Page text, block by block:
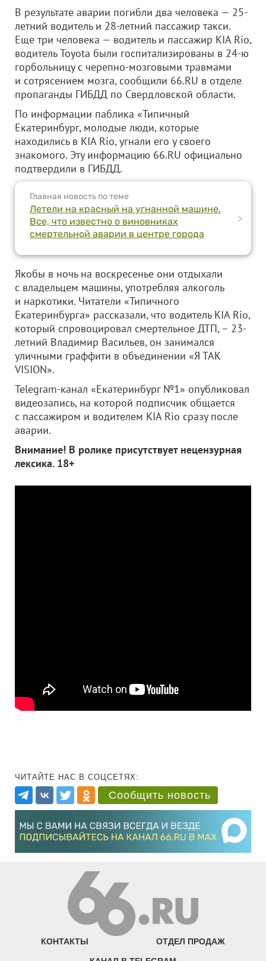
В результате аварии погибли два человека — 25-
летний водитель и 28-летний пассажир такси.
Еще три человека — водитель и пассажир KIA Rio,
водитель Toyota были госпитализированы в 24-ю
горбольницу с черепно-мозговыми травмами
и сотрясением мозга, сообщили 66.RU в отделе
пропаганды ГИБДД по Свердловской области.
По информации паблика «Типичный
Екатеринбург, молодые люди, которые
находились в KIA Rio, угнали его у своего
знакомого. Эту информацию 66.RU официально
подтвердили в ГИБДД.
Главная новость по теме
Летели на красный на угнанной машине.
Все, что известно о виновниках
смертельной аварии в центре города
>
Якобы в ночь на воскресенье они отдыхали
с владельцем машины, употребляя алкоголь
и наркотики. Читатели «Типичного
Екатеринбурга» рассказали, что водитель KIA Rio,
который спровоцировал смертельное ДТП, – 23-
летний Владимир Васильев, он занимался
уличными граффити в объединении «Я ТАК
VISION».
Telegram-канал «Екатеринбург №1» опубликовал
видеозапись, на которой подписчик общается
с пассажиром и водителем KIA Rio сразу после
аварии.
Внимание! В ролике присутствует нецензурная
лексика. 18+
ЧИТАЙТЕ НАС В СОЦСЕТЯХ:
Сообщить новость
КОНТАКТЫ ОТДЕЛ ПРОДАЖ